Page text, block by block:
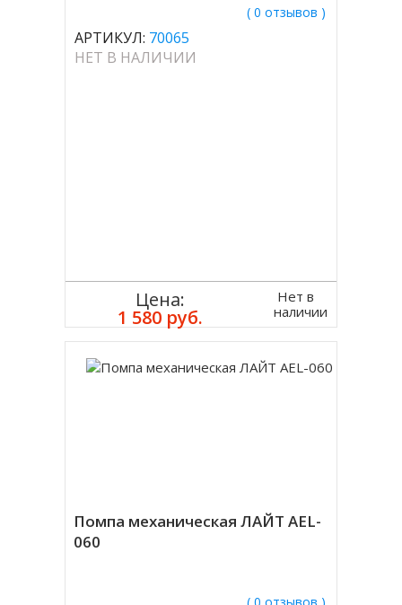
( 0 отзывов )
АРТИКУЛ: 70065
НЕТ В НАЛИЧИИ
Цена:
1 580 руб.
Нет в
наличии
Помпа механическая ЛАЙТ AEL-
060